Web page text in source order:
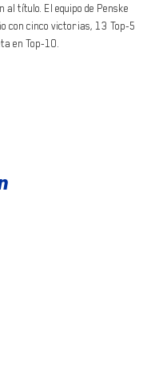
al título. El equipo de Penske
con cinco victorias, 13 Top-5
en Top-10.